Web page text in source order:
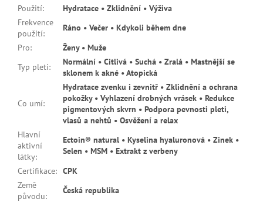
Použití:
Hydratace • Zklidnění • Výživa
Frekvence
použití:
Ráno • Večer • Kdykoli během dne
Pro:
Ženy • Muže
Typ pleti:
Normální • Citlivá • Suchá • Zralá • Mastnější se
sklonem k akné • Atopická
Co umí:
Hydratace zvenku i zevnitř • Zklidnění a ochrana
pokožky • Vyhlazení drobných vrásek • Redukce
pigmentových skvrn • Podpora pevnosti pleti,
vlasů a nehtů • Osvěžení a relax
Hlavní
aktivní
látky:
Ectoin® natural • Kyselina hyaluronová • Zinek •
Selen • MSM • Extrakt z verbeny
Certifikace: CPK
Země
původu:
Česká republika